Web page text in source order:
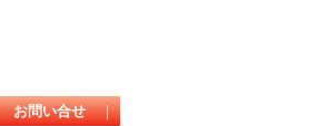
お問い合せ ｜